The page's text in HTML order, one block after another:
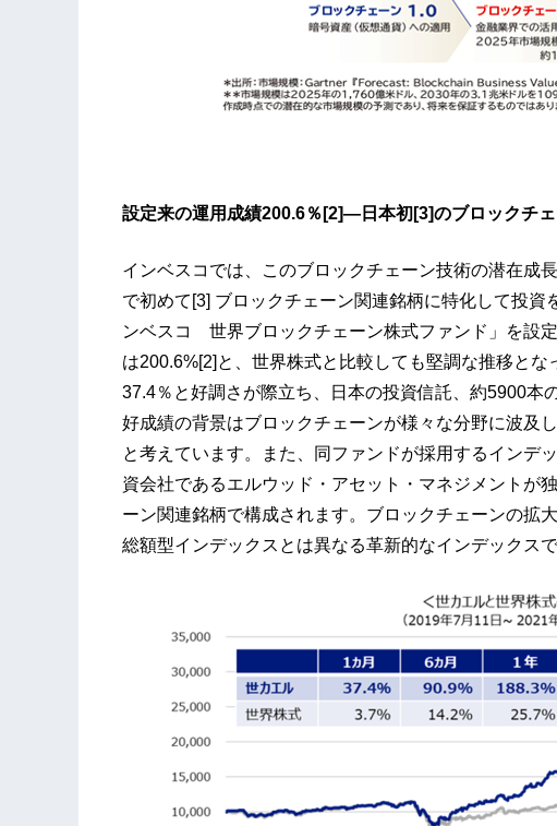
設定来の運用成績200.6％[2]―日本初[3]のブロックチ
インベスコでは、このブロックチェーン技術の潜在成
で初めて[3] ブロックチェーン関連銘柄に特化して投資
ンベスコ 世界ブロックチェーン株式ファンド」を設
は200.6%[2]と、世界株式と比較しても堅調な推移と
37.4％と好調さが際立ち、日本の投資信託、約5900本
好成績の背景はブロックチェーンが様々な分野に波及
と考えています。また、同ファンドが採用するインデ
資会社であるエルウッド・アセット・マネジメントが
ーン関連銘柄で構成されます。ブロックチェーンの拡
総額型インデックスとは異なる革新的なインデックスで